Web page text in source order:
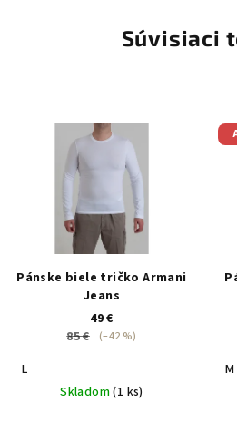
Súvisiaci
Pánske biele tričko Armani
Jeans
49 €
85 €
(–42 %)
L
Skladom(1 ks)
M